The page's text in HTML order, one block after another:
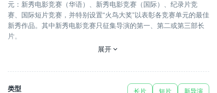
元：新秀电影竞赛（华语）、新秀电影竞赛（国际）、纪录片竞
赛、国际短片竞赛，并特别设置“火鸟大奖”以表彰各竞赛单元的最佳
新秀作品。其中新秀电影竞赛只征集导演的第一、第二或第三部长
片。
市场板块也是香港国际电影节的一大亮点。香港国际电影节协会
征集“发展中项目（IDP）”与“制作中项目（WIP）”，支持电影新秀
展开
类型 长片 短片 新导演